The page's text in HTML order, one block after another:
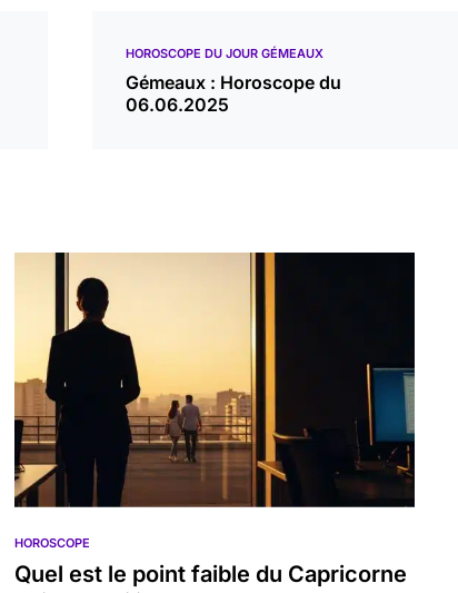
HOROSCOPE DU JOUR GÉMEAUX
Gémeaux : Horoscope du
06.06.2025
HOROSCOPE
Quel est le point faible du Capricorne